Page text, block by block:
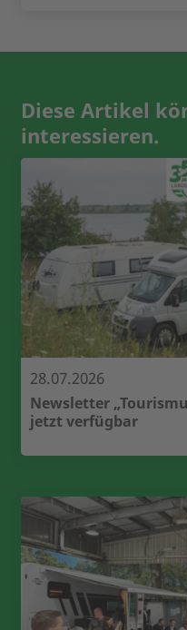
Diese Artikel
interessieren.
28.07.2026
Newsletter
jetzt verfügbar